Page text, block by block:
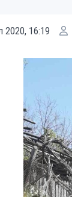
2020, 16:19